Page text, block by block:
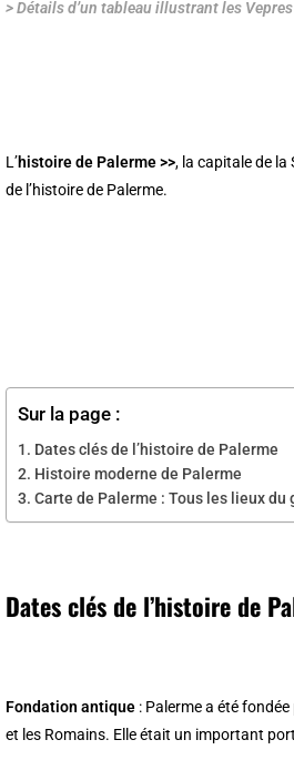
> Détails d’un tableau illustrant les
L’histoire de Palerme >>, la capitale de la
de l’histoire de Palerme.
Sur la page :
Dates clés de l’histoire de Palerme
Histoire moderne de Palerme
Carte de Palerme : Tous les lieux du
Dates clés de l’histoire de
Fondation antique : Palerme a été
et les Romains. Elle était un important